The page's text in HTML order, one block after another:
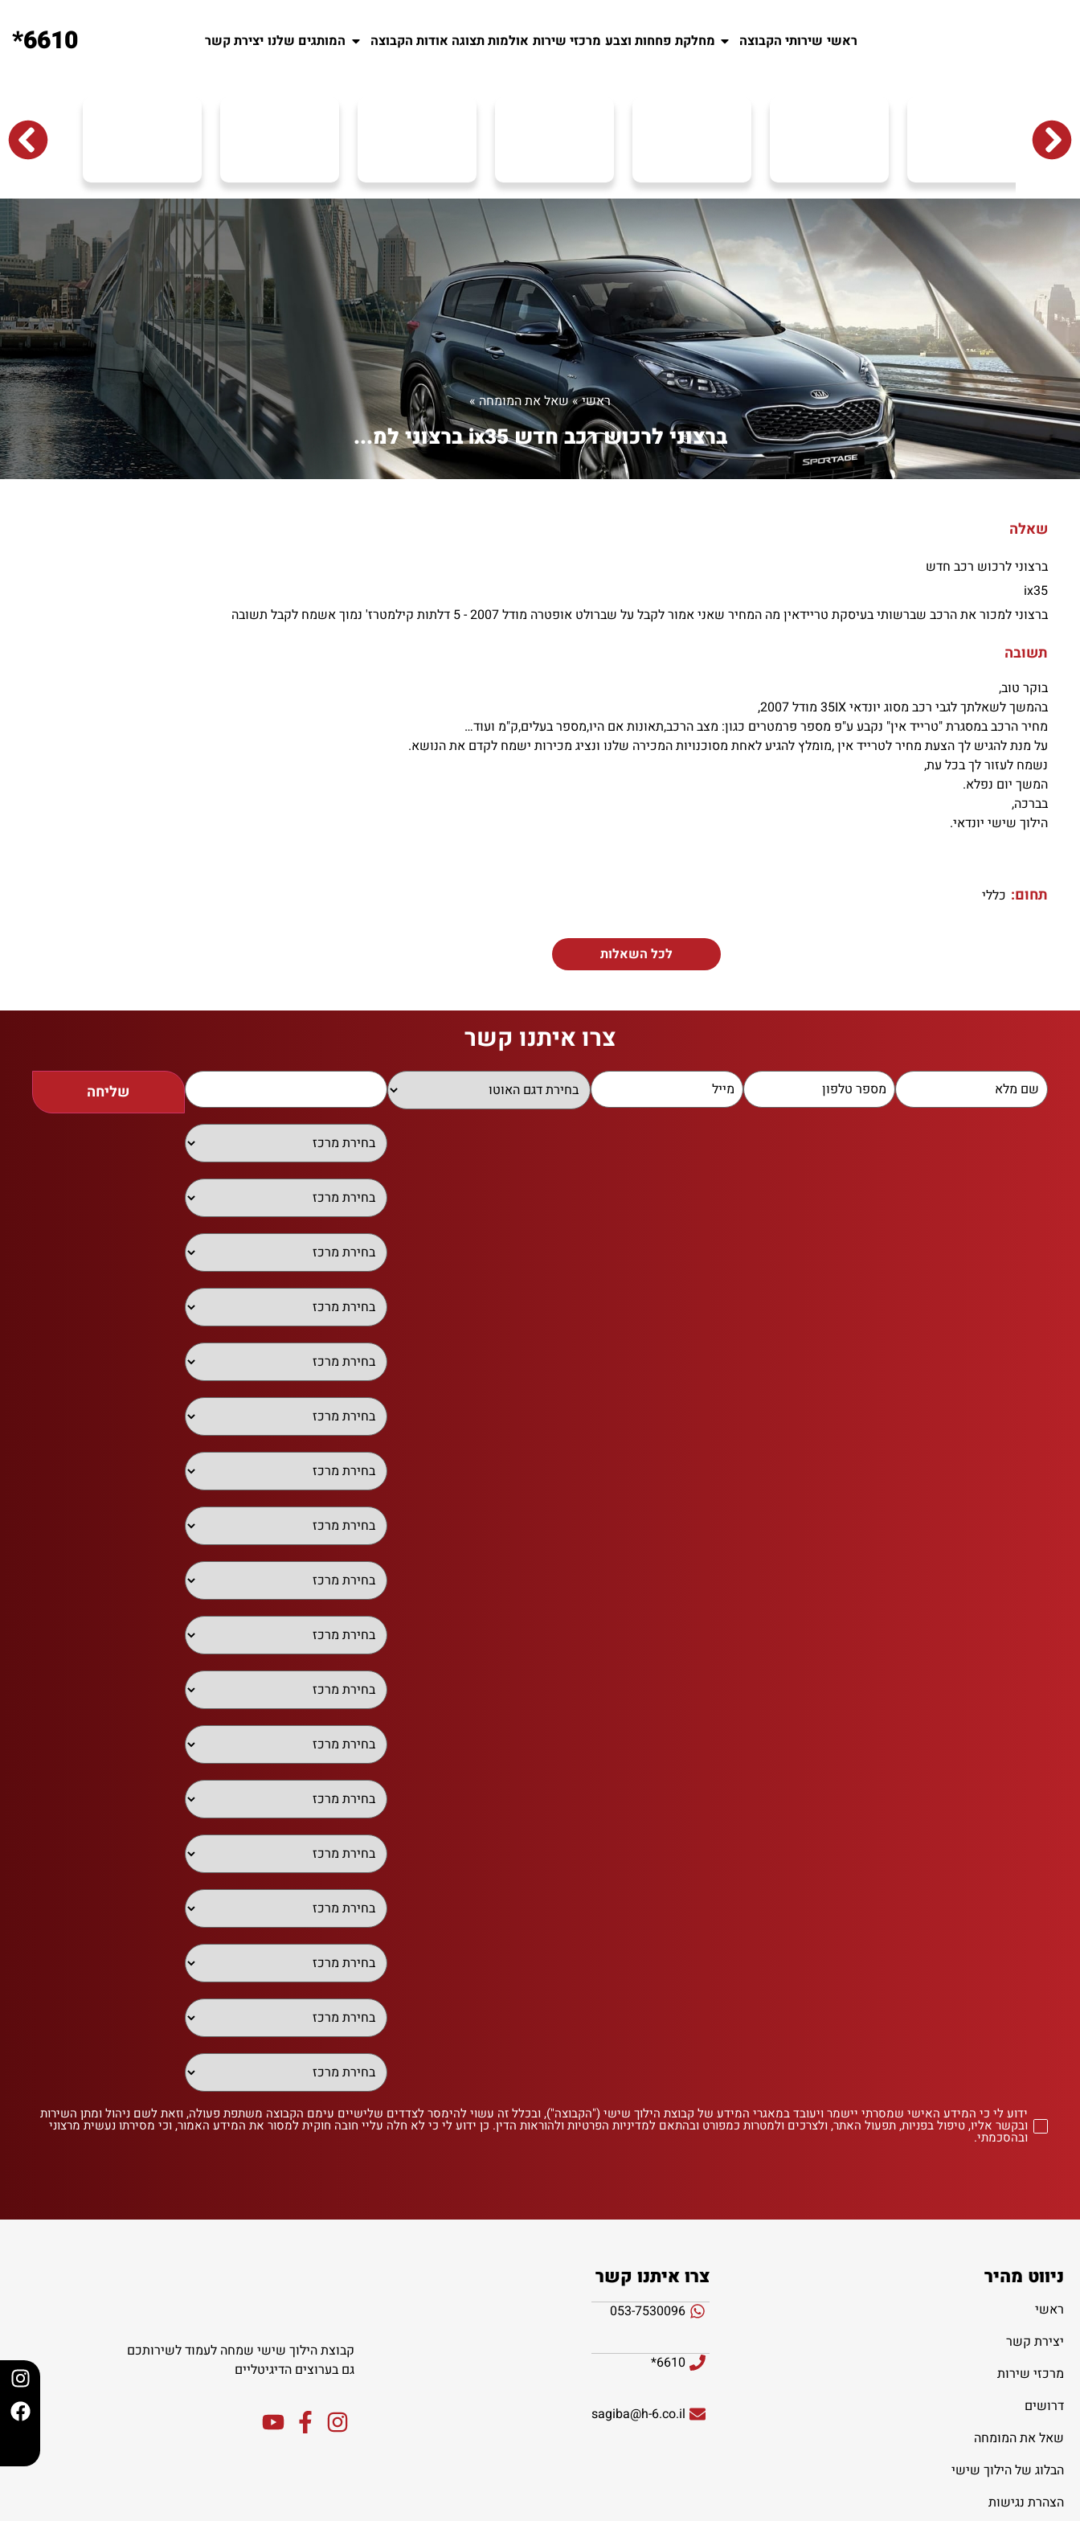
ראשי שירותי הקבוצה מחלקת פחחות וצבע מרכזי שירות אולמות תצוגה אודות הקבוצה המותגים שלנו יצירת קשר 6610*
ראשי»שאל את המומחה»
ברצוני לרכוש רכב חדש ix35 ברצוני למ...
שאלה
ברצוני לרכוש רכב חדש
ix35
ברצוני למכור את הרכב שברשותי בעיסקת טריידאין מה המחיר שאני אמור לקבל על שברולט אופטרה מודל 2007 - 5 דלתות קילמטרז' נמוך אשמח לקבל תשובה
תשובה
בוקר טוב,
בהמשך לשאלתך לגבי רכב מסוג יונדאי 35IX מודל 2007,
מחיר הרכב במסגרת "טרייד אין" נקבע ע"פ מספר פרמטרים כגון: מצב הרכב,תאונות אם היו,מספר בעלים,ק"מ ועוד…
על מנת להגיש לך הצעת מחיר לטרייד אין ,מומלץ להגיע לאחת מסוכנויות המכירה שלנו ונציג מכירות ישמח לקדם את הנושא.
נשמח לעזור לך בכל עת,
המשך יום נפלא.
בברכה,
הילוך שישי יונדאי.
תחום: כללי
לכל השאלות
צרו איתנו קשר
שליחה
ידוע לי כי המידע האישי שמסרתי יישמר ויעובד במאגרי המידע של קבוצת הילוך שישי ("הקבוצה"), ובכלל זה עשוי להימסר לצדדים שלישיים עימם הקבוצה משתפת פעולה, וזאת לשם ניהול ומתן השירות
ובקשר אליו, טיפול בפניות, תפעול האתר, ולצרכים ולמטרות כמפורט ובהתאם למדיניות הפרטיות ולהוראות הדין. כן ידוע לי כי לא חלה עליי חובה חוקית למסור את המידע האמור, וכי מסירתו נעשית מרצוני
ובהסכמתי.
ניווט מהיר
ראשי
יצירת קשר
מרכזי שירות
דרושים
שאל את המומחה
הבלוג של הילוך שישי
הצהרת נגישות
צרו איתנו קשר
053-7530096
6610*
sagiba@h-6.co.il
קבוצת הילוך שישי שמחה לעמוד לשירותכם
גם בערוצים הדיגיטליים